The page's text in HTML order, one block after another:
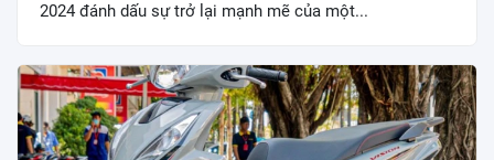
2024 đánh dấu sự trở lại mạnh mẽ của một...